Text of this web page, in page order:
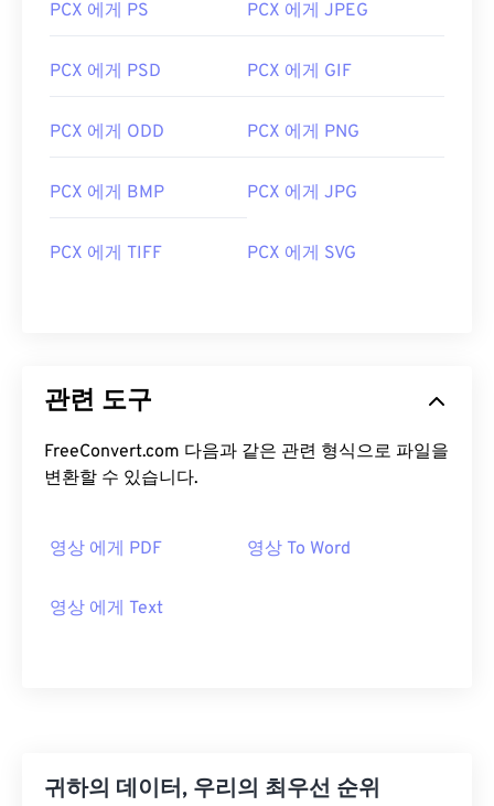
PCX 에게 PS PCX 에게 JPEG
PCX 에게 PSD PCX 에게 GIF
PCX 에게 ODD PCX 에게 PNG
PCX 에게 BMP PCX 에게 JPG
PCX 에게 TIFF PCX 에게 SVG
관련 도구
FreeConvert.com 다음과 같은 관련 형식으로 파일을
변환할 수 있습니다.
영상 에게 PDF 영상 To Word
영상 에게 Text
귀하의 데이터, 우리의 최우선 순위